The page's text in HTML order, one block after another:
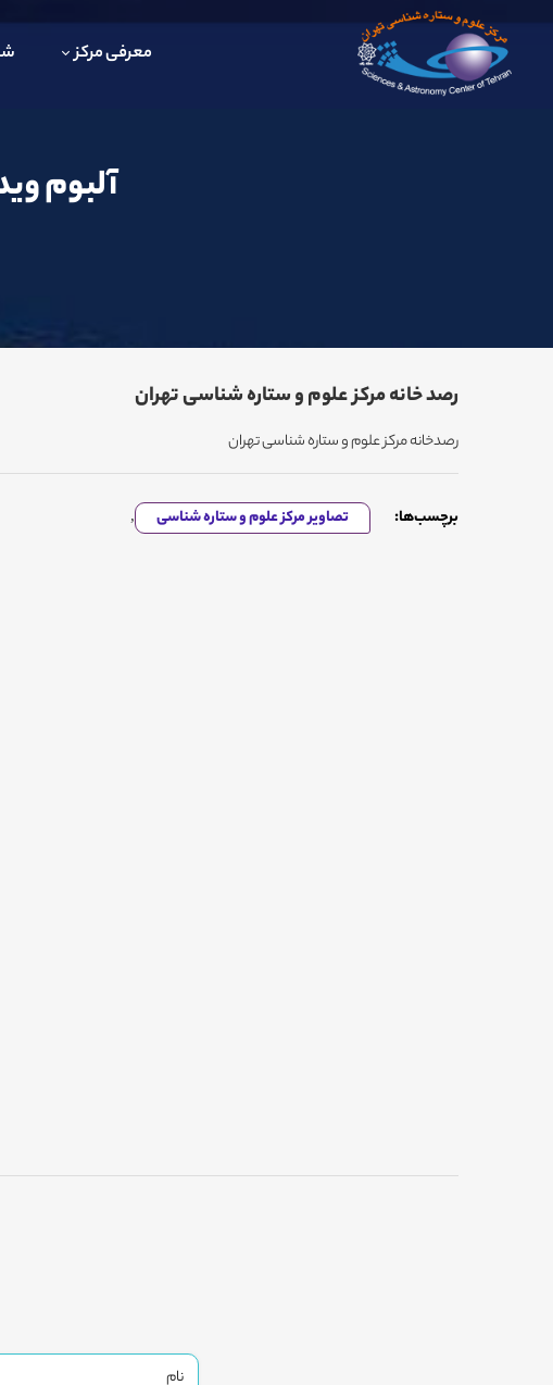
معرفی مرکز
آلبوم
رصد خانه مرکز علوم و ستاره شناسی تهران
رصدخانه مرکز علوم و ستاره شناسی تهران
برچسب‌ها: تصاویر مرکز علوم و ستاره شناسی ,